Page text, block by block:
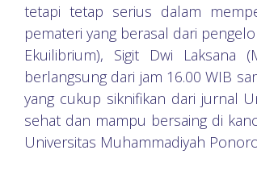
tetapi tetap serius dalam
pemateri yang berasal dari
Ekuilibrium), Sigit Dwi Laksana
berlangsung dari jam 16.00 WIB
yang cukup siknifikan dari jurnal
sehat dan mampu bersaing di
Universitas Muhammadiyah